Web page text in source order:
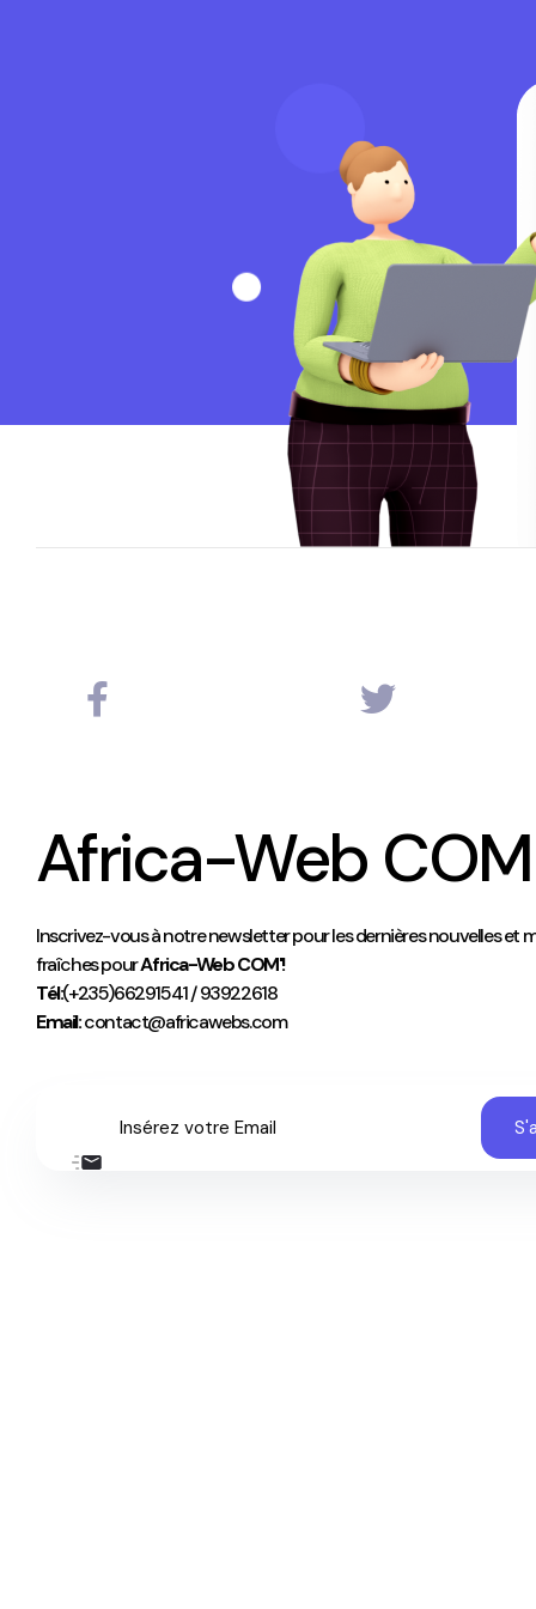
Africa-Web
Inscrivez-vous à notre newsletter pour les dernières nouvelles et
fraîches pourAfrica-Web COM'!
Tél:(+235)66291541 / 93922618
Email:contact@africawebs.com